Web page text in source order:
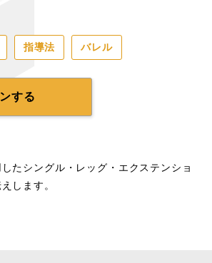
指導法 バレル
する
たシングル・レッグ・エクステンショ
します。